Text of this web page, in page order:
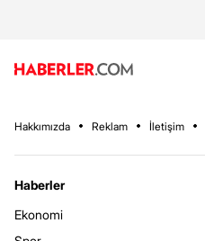
Hakkımızda Reklam İletişim
Haberler
Ekonomi